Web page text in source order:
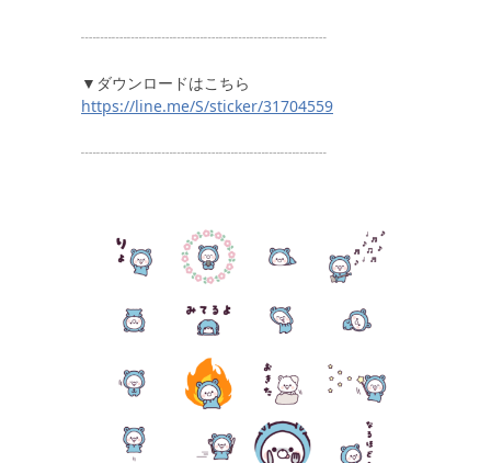
┈┈┈┈┈┈┈┈┈┈┈┈┈┈┈┈
▼ダウンロードはこちら
https://line.me/S/sticker/31704559
┈┈┈┈┈┈┈┈┈┈┈┈┈┈┈┈